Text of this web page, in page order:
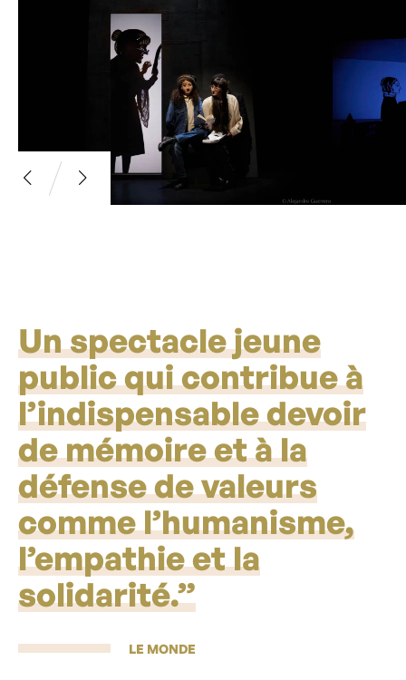
Un spectacle jeune
public qui contribue à
l’indispensable devoir
de mémoire et à la
défense de valeurs
comme l’humanisme,
l’empathie et la
solidarité.”
LE MONDE